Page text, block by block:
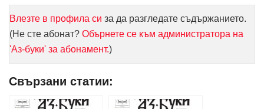
Влезте в профила си за да разгледате съдържанието.
(Не сте абонат? Обърнете се към администратора на
'Аз-буки' за абонамент.)
Свързани статии: